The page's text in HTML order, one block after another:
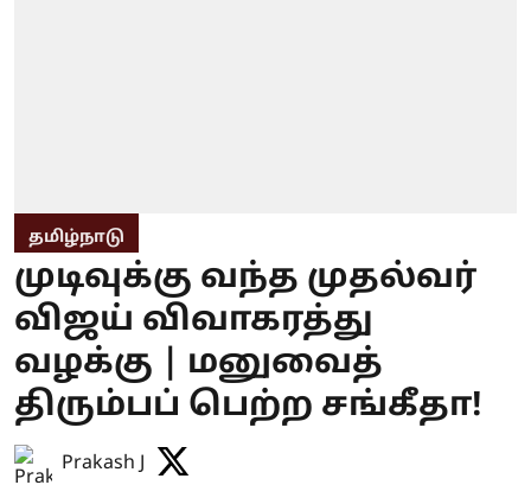
தமிழ்நாடு
முடிவுக்கு வந்த முதல்வர்
விஜய் விவாகரத்து
வழக்கு | மனுவைத்
திரும்பப் பெற்ற சங்கீதா!
Prakash J